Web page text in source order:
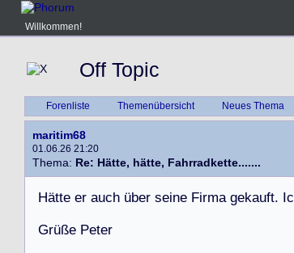
Willkommen!
Off Topic
Forenliste Themenübersicht Neues Thema
maritim68
01.06.26 21:20
Thema: Re: Hätte, hätte, Fahrradkette.......
Hätte er auch über seine Firma gekauft. Ic
Grüße Peter